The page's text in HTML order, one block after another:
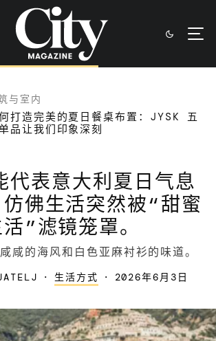
与室内
打造完美的夏日餐桌布置：JYSK 五
品让我们印象深刻
代表意大利夏日气息
佛生活突然被“甜蜜
”滤镜笼罩。
咸的海风和白色亚麻衬衫的味道。
· 生活方式 · 2026年6月3日